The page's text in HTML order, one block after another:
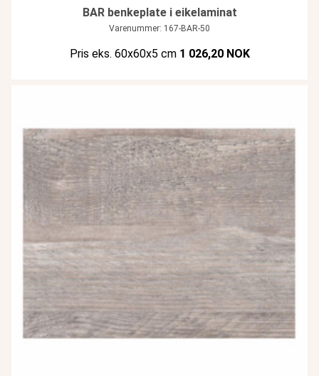
BAR benkeplate i eikelaminat
Varenummer: 167-BAR-50
Pris eks. 60x60x5 cm 1 026,20 NOK